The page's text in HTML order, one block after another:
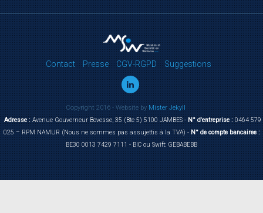
Contact Presse CGV-RGPD Suggestions
Copyright 2016 - Website byMister Jekyll
Adresse :Avenue Gouverneur Bovesse, 35 (Bte 5) 5100 JAMBES -N° d'entreprise :0464 579
025 – RPM NAMUR (Nous ne sommes pas assujettis à la TVA) -N° de compte bancairee :
BE30 0013 7429 7111 - BIC ou Swift: GEBABEBB